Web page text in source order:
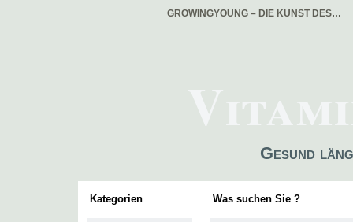
GROWINGYOUNG – DIE KUNST DES…
Gesund
Kategorien Was suchen Sie ?